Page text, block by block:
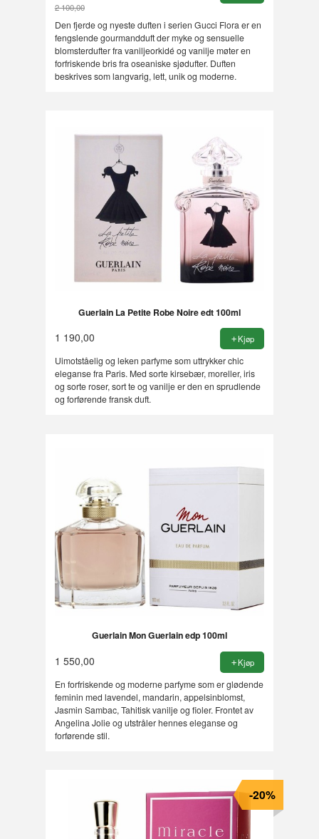
2 100,00
Rabatt
Den fjerde og nyeste duften i serien Gucci Flora er en
fengslende gourmandduft der myke og sensuelle
blomsterdufter fra vaniljeorkidé og vanilje møter en
forfriskende bris fra oseaniske sjødufter. Duften
beskrives som langvarig, lett, unik og moderne.
Guerlain La Petite Robe Noire edt 100ml
1 190,00 Kjøp
Uimotståelig og leken parfyme som uttrykker chic
eleganse fra Paris. Med sorte kirsebær, moreller, iris
og sorte roser, sort te og vanilje er den en sprudlende
og forførende fransk duft.
Guerlain Mon Guerlain edp 100ml
1 550,00 Kjøp
En forfriskende og moderne parfyme som er glødende
feminin med lavendel, mandarin, appelsinblomst,
Jasmin Sambac, Tahitisk vanilje og fioler. Frontet av
Angelina Jolie og utstråler hennes eleganse og
forførende stil.
-20%